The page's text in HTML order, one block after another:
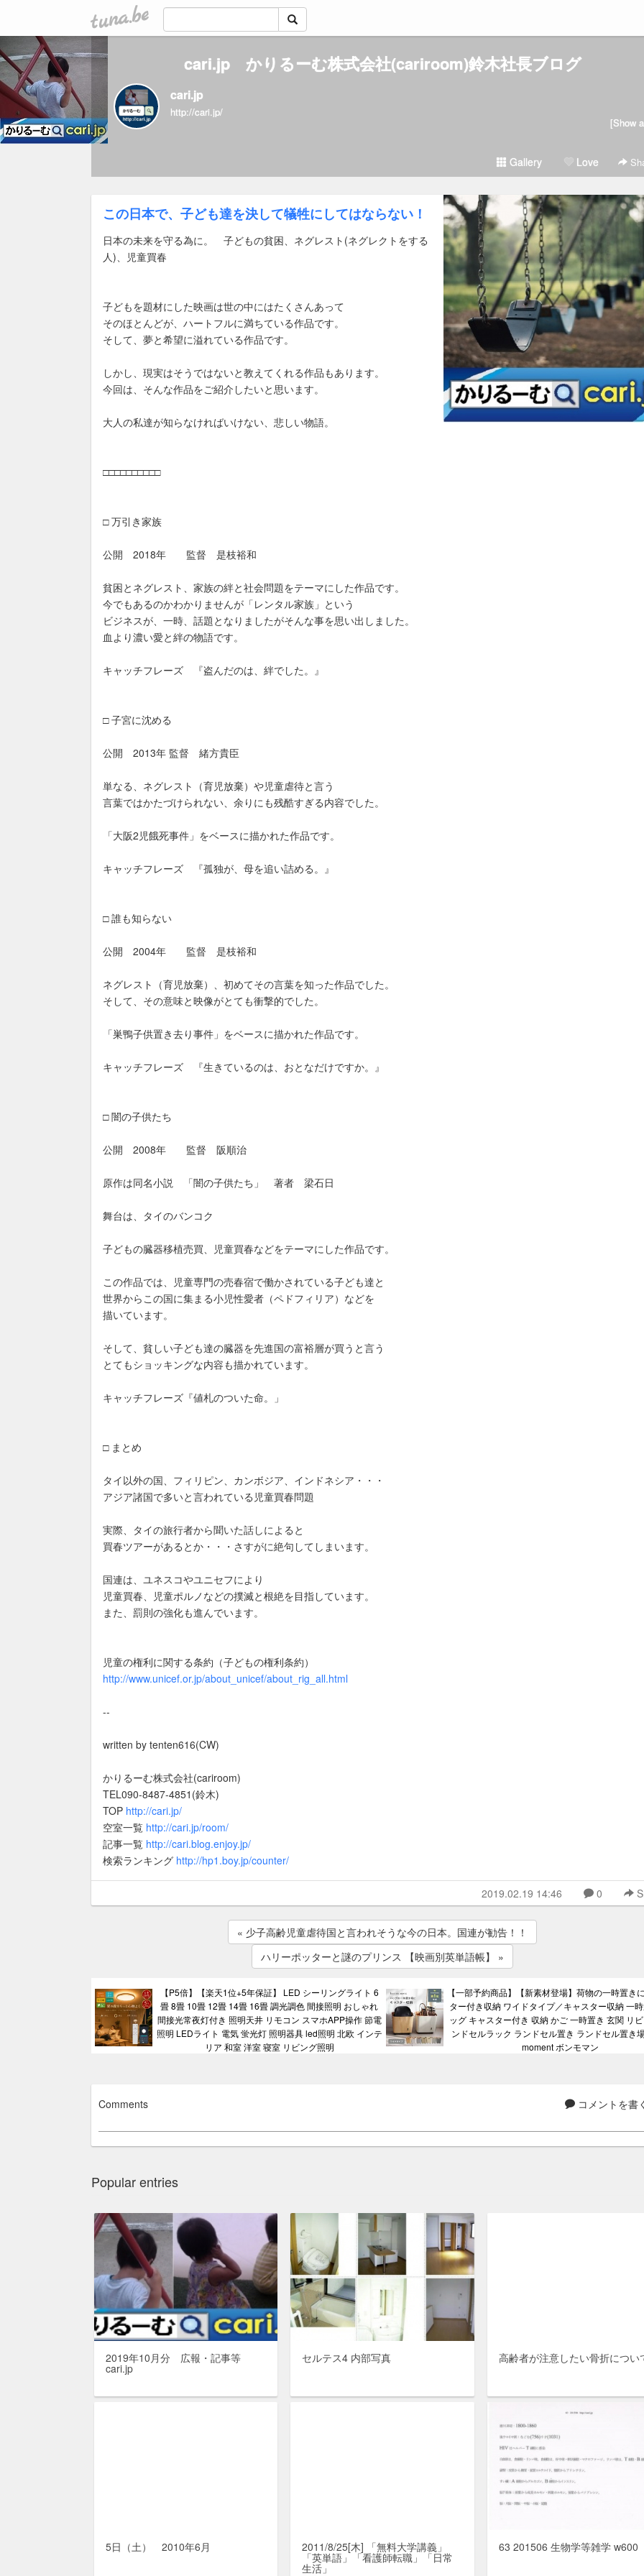
tuna.be
cari.jp かりるーむ株式会社(cariroom)鈴木社長ブログ
cari.jp
http://cari.jp/
[Show
Gallery Love
この日本で、子ども達を決して犠牲にしてはならない！
日本の未来を守る為に。 子どもの貧困、ネグレスト(ネグレクトをする
人)、児童買春
子どもを題材にした映画は世の中にはたくさんあって
そのほとんどが、ハートフルに満ちている作品です。
そして、夢と希望に溢れている作品です。
しかし、現実はそうではないと教えてくれる作品もあります。
今回は、そんな作品をご紹介したいと思います。
大人の私達が知らなければいけない、悲しい物語。
□□□□□□□□□□
□ 万引き家族
公開 2018年 監督 是枝裕和
貧困とネグレスト、家族の絆と社会問題をテーマにした作品です。
今でもあるのかわかりませんが「レンタル家族」という
ビジネスが、一時、話題となりましたがそんな事を思い出しました。
血より濃い愛と絆の物語です。
キャッチフレーズ 『盗んだのは、絆でした。』
□ 子宮に沈める
公開 2013年 監督 緒方貴臣
単なる、ネグレスト（育児放棄）や児童虐待と言う
言葉ではかたづけられない、余りにも残酷すぎる内容でした。
「大阪2児餓死事件」をベースに描かれた作品です。
キャッチフレーズ 『孤独が、母を追い詰める。』
□ 誰も知らない
公開 2004年 監督 是枝裕和
ネグレスト（育児放棄）、初めてその言葉を知った作品でした。
そして、その意味と映像がとても衝撃的でした。
「巣鴨子供置き去り事件」をベースに描かれた作品です。
キャッチフレーズ 『生きているのは、おとなだけですか。』
□ 闇の子供たち
公開 2008年 監督 阪順治
原作は同名小説 「闇の子供たち」 著者 梁石日
舞台は、タイのバンコク
子どもの臓器移植売買、児童買春などをテーマにした作品です。
この作品では、児童専門の売春宿で働かされている子ども達と
世界からこの国に集まる小児性愛者（ペドフィリア）などを
描いています。
そして、貧しい子ども達の臓器を先進国の富裕層が買うと言う
とてもショッキングな内容も描かれています。
キャッチフレーズ『値札のついた命。」
□ まとめ
タイ以外の国、フィリピン、カンボジア、インドネシア・・・
アジア諸国で多いと言われている児童買春問題
実際、タイの旅行者から聞いた話しによると
買春ツアーがあるとか・・・さすがに絶句してしまいます。
国連は、ユネスコやユニセフにより
児童買春、児童ポルノなどの撲滅と根絶を目指しています。
また、罰則の強化も進んでいます。
児童の権利に関する条約（子どもの権利条約）
http://www.unicef.or.jp/about_unicef/about_rig_all.html
--
written by tenten616(CW)
かりるーむ株式会社(cariroom)
TEL090-8487-4851(鈴木)
TOP http://cari.jp/
空室一覧 http://cari.jp/room/
記事一覧 http://cari.blog.enjoy.jp/
検索ランキング http://hp1.boy.jp/counter/
2019.02.19 14:46 0
« 少子高齢児童虐待国と言われそうな今の日本。国連が勧告！！
ハリーポッターと謎のプリンス 【映画別英単語帳】 »
【P5倍】【楽天1位+5年保証】 LED シーリングライト 6
畳 8畳 10畳 12畳 14畳 16畳 調光調色 間接照明 おしゃれ
間接光常夜灯付き 照明天井 リモコン スマホAPP操作 節電
照明 LEDライト 電気 蛍光灯 照明器具 led照明 北欧 インテ
リア 和室 洋室 寝室 リビング照明
【一部予約商品】【新素材登場】荷物の一時置き
ター付き収納 ワイドタイプ／キャスター収納 一
ッグ キャスター付き 収納 かご 一時置き 玄関 リ
ンドセルラック ランドセル置き ランドセル置き
moment ボンモマン
コメントを書
Comments
Popular entries
2019年10月分 広報・記事等
cari.jp
セルテス4 内部写真 高齢者が注意したい骨折につい
5日（土） 2010年6月 2011/8/25[木] 「無料大学講義」
「英単語」「看護師転職」「日常
生活」
63 201506 生物学等雑学 w600